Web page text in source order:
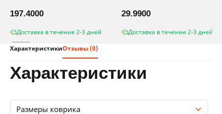
197.4000
Доставка в течение 2-3 дней
29.9900
Доставка в течение 2-3 дней
ХарактеристикиОтзывы (0)
характеристики
Размеры коврика